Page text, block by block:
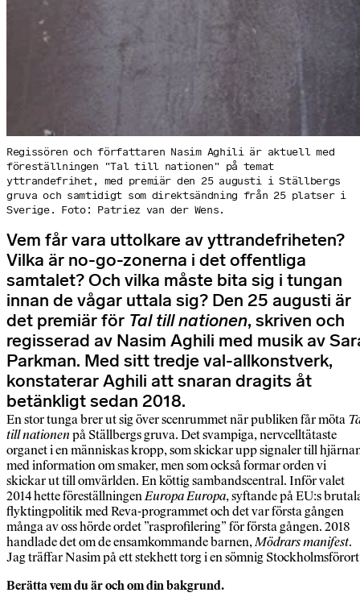
Regissören och författaren Nasim Aghili är aktuell med
föreställningen "Tal till nationen" på temat
yttrandefrihet, med premiär den 25 augusti i Ställbergs
gruva och samtidigt som direktsändning från 25 platser i
Sverige. Foto: Patriez van der Wens.
Vem får vara uttolkare av yttrandefriheten?
Vilka är no-go-zonerna i det offentliga
samtalet? Och vilka måste bita sig i tungan
innan de vågar uttala sig? Den 25 augusti är
det premiär för Tal till nationen, skriven och
regisserad av Nasim Aghili med musik av
Parkman. Med sitt tredje val-allkonstverk,
konstaterar Aghili att snaran dragits åt
betänkligt sedan 2018.
En stor tunga brer ut sig över scenrummet när publiken får möta
till nationen på Ställbergs gruva. Det svampiga, nervcelltätaste
organet i en människas kropp, som skickar upp signaler till
med information om smaker, men som också formar orden vi
skickar ut till omvärlden. En köttig sambandscentral. Inför valet
2014 hette föreställningenEuropa Europa, syftande på EU:s
flyktingpolitik med Reva-programmet och det var första gången
många av oss hörde ordet ”rasprofilering” för första gången. 2018
handlade det om de ensamkommande barnen,Mödrars manifest.
Jag träffar Nasim på ett stekhett torg i en sömnig
Berätta vem du är och om din bakgrund.